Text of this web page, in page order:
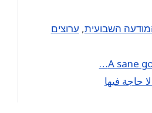
השבועית, ערוצים
A sane
حاجة فيها